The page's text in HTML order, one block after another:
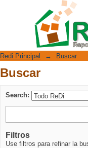
Repositorio Digital
Redi Principal → Buscar
Buscar
Search:
Filtros
Use filtros para refinar la